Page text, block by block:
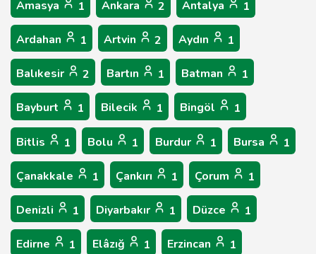
Amasya 1 Ankara 2 Antalya 1
Ardahan 1 Artvin 2 Aydın 1
Balıkesir 2 Bartın 1 Batman 1
Bayburt 1 Bilecik 1 Bingöl 1
Bitlis 1 Bolu 1 Burdur 1 Bursa 1
Çanakkale 1 Çankırı 1 Çorum 1
Denizli 1 Diyarbakır 1 Düzce 1
Edirne 1 Elâzığ 1 Erzincan 1